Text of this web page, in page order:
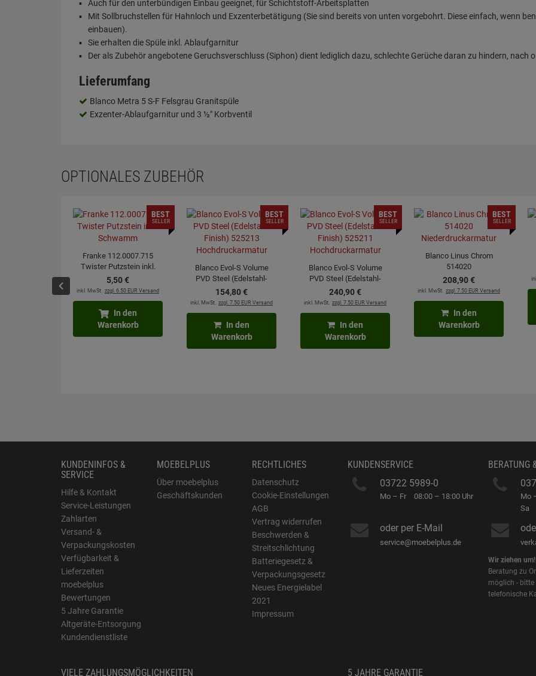
Auch für den unterbündigen Einbau geeignet, für Schichtstoff-Arbeitsplatten
Mit Sollbruchstellen für Hahnloch und Exzenterbetätigung (Sie sind bereits von unten vorgebohrt. Diese einfach, wenn
einbauen).
Sie erhalten die Spüle inkl. Ablaufgarnitur
Der als Zubehör angebotene Geruchsverschluss (Siphon) dient lediglich dazu, schlechte Gerüche daran zu hindern, nach
Lieferumfang
Blanco Metra 5 S-F Felsgrau Granitspüle
Exzenter-Ablaufgarnitur und 3 ½" Korbventil
OPTIONALES ZUBEHÖR
Franke 112.0007.715
Twister Putzstein inkl.
Schwamm
5,50€
inkl. MwSt. zzgl. 6.50 EUR Versand
BEST
SELLER
In den
Warenkorb
Blanco Evol-S Volume
PVD Steel (Edelstahl-
Finish) 525213
Hochdruckarmatur
154,80€
inkl. MwSt. zzgl. 7.50 EUR Versand
BEST
SELLER
In den
Warenkorb
Blanco Evol-S Volume
PVD Steel (Edelstahl-
Finish) 525211
Hochdruckarmatur
240,90€
inkl. MwSt. zzgl. 7.50 EUR Versand
BEST
SELLER
In den
Warenkorb
Blanco Linus Chrom
514020
Niederdruckarmatur
208,90€
inkl. MwSt. zzgl. 7.50 EUR Versand
BEST
SELLER
In den
Warenkorb
KUNDENINFOS &
SERVICE
Hilfe & Kontakt
Service-Leistungen
Zahlarten
Versand- &
Verpackungskosten
Verfügbarkeit &
Lieferzeiten
moebelplus
Bewertungen
5 Jahre Garantie
Altgeräte-Entsorgung
Kundendienstliste
MOEBELPLUS
Über moebelplus
Geschäftskunden
RECHTLICHES
Datenschutz
Cookie-Einstellungen
AGB
Vertrag widerrufen
Beschwerden &
Streitschlichtung
Batteriegesetz &
Verpackungsgesetz
Neues Energielabel
2021
Impressum
KUNDENSERVICE
03722 5989-0
Mo – Fr 08:00 – 18:00 Uhr
oder per E-Mail
service@moebelplus.de
BERATUNG
Mo
Sa
Wir ziehen um!
Beratung zu
möglich - bitte
telefonische
VIELE ZAHLUNGSMÖGLICHKEITEN 5 JAHRE GARANTIE